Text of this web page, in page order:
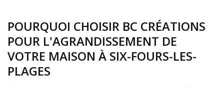
POURQUOI CHOISIR BC CRÉATIONS
POUR L'AGRANDISSEMENT DE
VOTRE MAISON À SIX-FOURS-LES-
PLAGES